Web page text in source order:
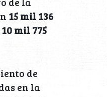
15 mil 136
10 mil 775
de
en la